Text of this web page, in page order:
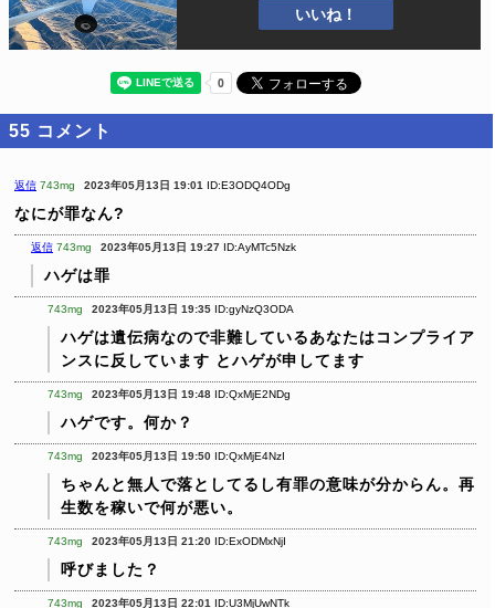
いいね！
55 コメント
返信 743mg 2023年05月13日 19:01 ID:E3ODQ4ODg
なにが罪なん?
返信 743mg 2023年05月13日 19:27 ID:AyMTc5Nzk
ハゲは罪
743mg 2023年05月13日 19:35 ID:gyNzQ3ODA
ハゲは遺伝病なので非難しているあなたはコンプライア
ンスに反しています とハゲが申してます
743mg 2023年05月13日 19:48 ID:QxMjE2NDg
ハゲです。何か？
743mg 2023年05月13日 19:50 ID:QxMjE4NzI
ちゃんと無人で落としてるし有罪の意味が分からん。再
生数を稼いで何が悪い。
743mg 2023年05月13日 21:20 ID:ExODMxNjI
呼びました？
743mg 2023年05月13日 22:01 ID:U3MjUwNTk